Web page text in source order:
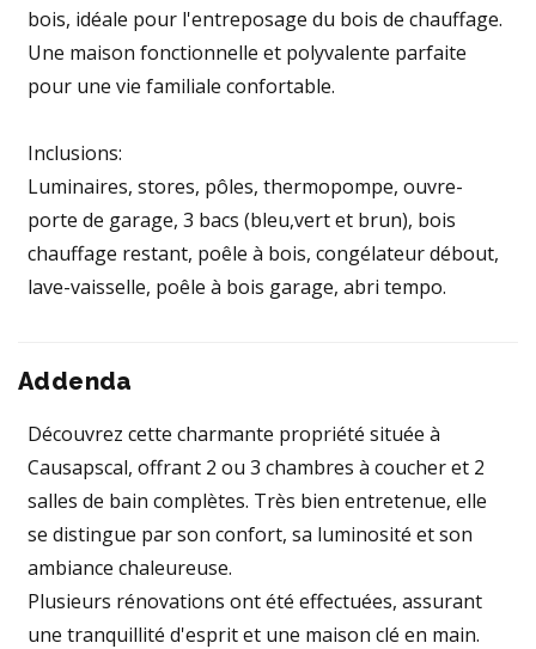
bois, idéale pour l'entreposage du bois de chauffage.
Une maison fonctionnelle et polyvalente parfaite
pour une vie familiale confortable.
Inclusions:
Luminaires, stores, pôles, thermopompe, ouvre-
porte de garage, 3 bacs (bleu,vert et brun), bois
chauffage restant, poêle à bois, congélateur débout,
lave-vaisselle, poêle à bois garage, abri tempo.
Addenda
Découvrez cette charmante propriété située à
Causapscal, offrant 2 ou 3 chambres à coucher et 2
salles de bain complètes. Très bien entretenue, elle
se distingue par son confort, sa luminosité et son
ambiance chaleureuse.
Plusieurs rénovations ont été effectuées, assurant
une tranquillité d'esprit et une maison clé en main.